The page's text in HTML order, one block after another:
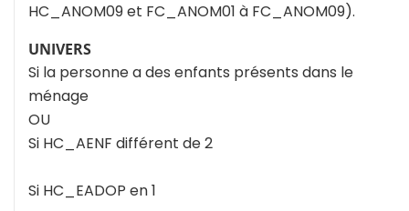
HC_ANOM09 et FC_ANOM01 à FC_ANOM09).
UNIVERS
Si la personne a des enfants présents dans le
ménage
OU
Si HC_AENF différent de 2
Si HC_EADOP en 1